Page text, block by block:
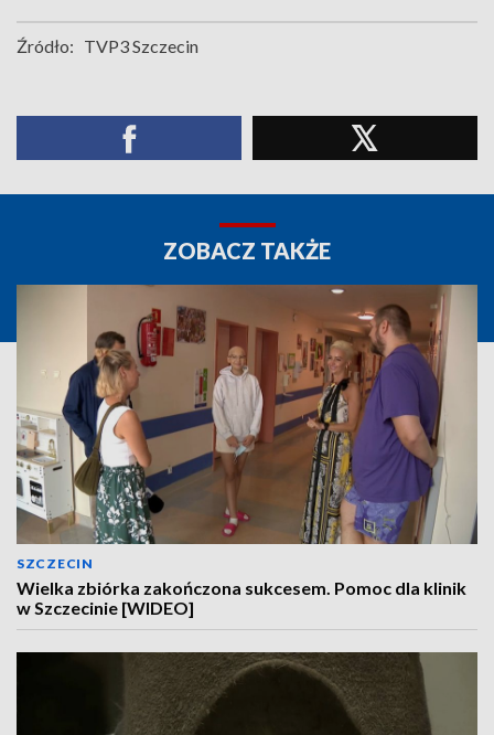
Źródło: TVP3 Szczecin
ZOBACZ TAKŻE
SZCZECIN
Wielka zbiórka zakończona sukcesem. Pomoc dla klinik
w Szczecinie [WIDEO]